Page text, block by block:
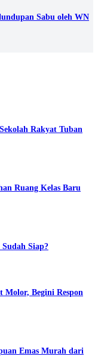
Sabu oleh WN
Rakyat Tuban
Ruang Kelas Baru
Siap?
Molor, Begini Respon
Emas Murah dari